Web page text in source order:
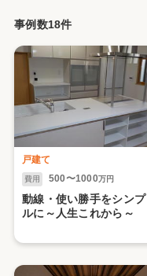
事例数18件
戸建て
費用 500〜1000万円
動線・使い勝手をシンプ
ルに～人生これから～